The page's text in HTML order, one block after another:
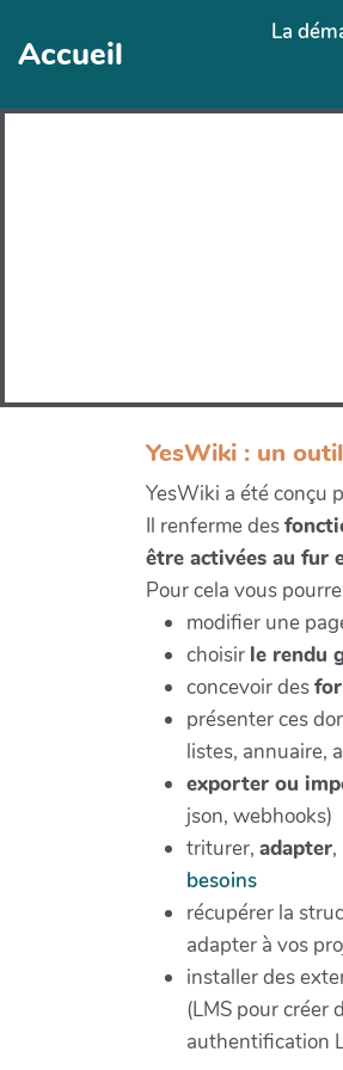
Accueil
La
YesWiki : un
YesWiki a été conçu
Il renferme des
être activées au fur
Pour cela vous
modifier une
choisir le rendu
concevoir des
présenter ces
listes, annuaire,
exporter ou
json, webhooks)
triturer, adapter
besoins
récupérer la
adapter à vos
installer des
(LMS pour créer
authentification